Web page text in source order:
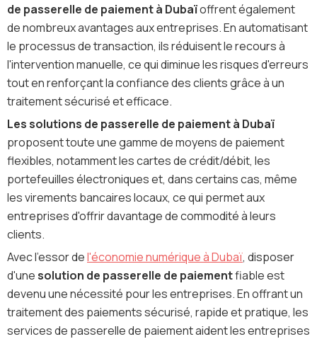
de passerelle de paiement à Dubaïoffrent également
de nombreux avantages aux entreprises. En automatisant
le processus de transaction, ils réduisent le recours à
l'intervention manuelle, ce qui diminue les risques d'erreurs
tout en renforçant la confiance des clients grâce à un
traitement sécurisé et efficace.
Les solutions de passerelle de paiement à Dubaï
proposent toute une gamme de moyens de paiement
flexibles, notamment les cartes de crédit/débit, les
portefeuilles électroniques et, dans certains cas, même
les virements bancaires locaux, ce qui permet aux
entreprises d'offrir davantage de commodité à leurs
clients.
Avec l'essor del'économie numérique à Dubaï, disposer
d'unesolution de passerelle de paiementfiable est
devenu une nécessité pour les entreprises. En offrant un
traitement des paiements sécurisé, rapide et pratique, les
services de passerelle de paiement aident les entreprises